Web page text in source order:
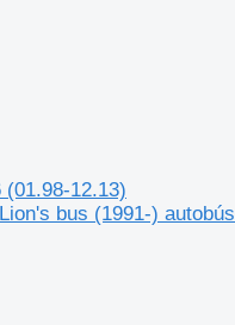
12.13)
bus (1991-) autobús